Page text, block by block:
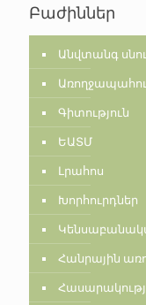
Բաժիններ
Անվտանգ
Գիտություն
ԵԱՏՄ
Լրահոս
Խորհուրդներ
Հանրային